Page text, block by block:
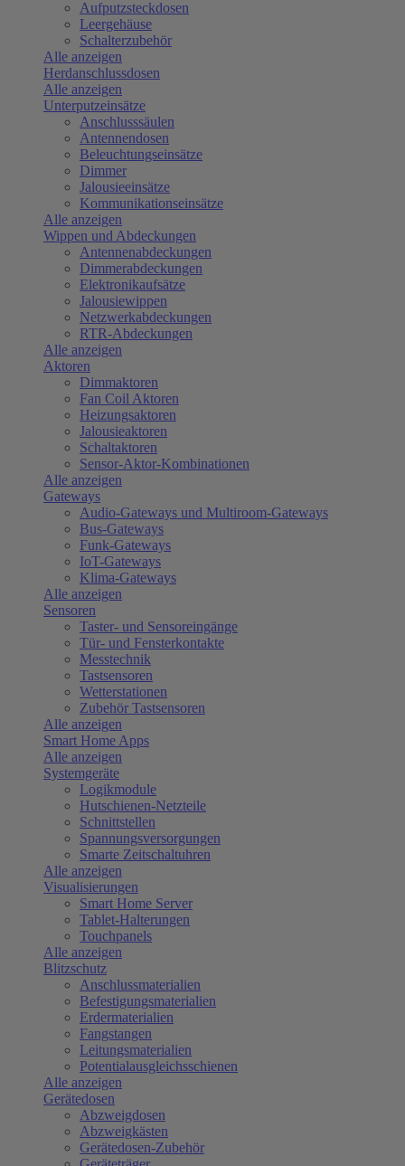
Aufputzsteckdosen
Leergehäuse
Schalterzubehör
Alle anzeigen
Herdanschlussdosen
Alle anzeigen
Unterputzeinsätze
Anschlusssäulen
Antennendosen
Beleuchtungseinsätze
Dimmer
Jalousieeinsätze
Kommunikationseinsätze
Alle anzeigen
Wippen und Abdeckungen
Antennenabdeckungen
Dimmerabdeckungen
Elektronikaufsätze
Jalousiewippen
Netzwerkabdeckungen
RTR-Abdeckungen
Alle anzeigen
Aktoren
Dimmaktoren
Fan Coil Aktoren
Heizungsaktoren
Jalousieaktoren
Schaltaktoren
Sensor-Aktor-Kombinationen
Alle anzeigen
Gateways
Audio-Gateways und Multiroom-Gateways
Bus-Gateways
Funk-Gateways
IoT-Gateways
Klima-Gateways
Alle anzeigen
Sensoren
Taster- und Sensoreingänge
Tür- und Fensterkontakte
Messtechnik
Tastsensoren
Wetterstationen
Zubehör Tastsensoren
Alle anzeigen
Smart Home Apps
Alle anzeigen
Systemgeräte
Logikmodule
Hutschienen-Netzteile
Schnittstellen
Spannungsversorgungen
Smarte Zeitschaltuhren
Alle anzeigen
Visualisierungen
Smart Home Server
Tablet-Halterungen
Touchpanels
Alle anzeigen
Blitzschutz
Anschlussmaterialien
Befestigungsmaterialien
Erdermaterialien
Fangstangen
Leitungsmaterialien
Potentialausgleichsschienen
Alle anzeigen
Gerätedosen
Abzweigdosen
Abzweigkästen
Gerätedosen-Zubehör